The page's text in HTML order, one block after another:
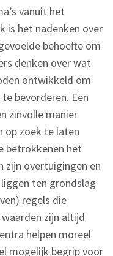
vanuit het
is het nadenken over
behoefte om
denken over wat
ontwikkeld om
bevorderen. Een
zinvolle manier
op zoek te laten
betrokkenen het
zijn overtuigingen en
ten grondslag
regels die
zijn altijd
helpen moreel
mogelijk begrip voor